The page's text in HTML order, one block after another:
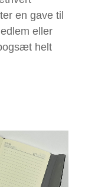
en gave til
eller
helt